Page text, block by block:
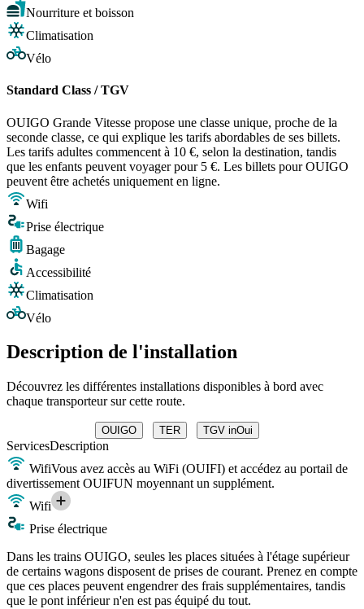
Nourriture et boisson
Climatisation
Vélo
Standard Class / TGV
OUIGO Grande Vitesse propose une classe unique, proche de la
seconde classe, ce qui explique les tarifs abordables de ses billets.
Les tarifs adultes commencent à 10 €, selon la destination, tandis
que les enfants peuvent voyager pour 5 €. Les billets pour OUIGO
peuvent être achetés uniquement en ligne.
Wifi
Prise électrique
Bagage
Accessibilité
Climatisation
Vélo
Description de l'installation
Découvrez les différentes installations disponibles à bord avec
chaque transporteur sur cette route.
OUIGO TER TGV inOui
ServicesDescription
WifiVous avez accès au WiFi (OUIFI) et accédez au portail de
divertissement OUIFUN moyennant un supplément.
Wifi
Prise électrique
Dans les trains OUIGO, seules les places situées à l'étage supérieur
de certains wagons disposent de prises de courant. Prenez en compte
que ces places peuvent engendrer des frais supplémentaires, tandis
que le pont inférieur n'en est pas équipé du tout.